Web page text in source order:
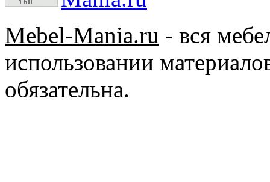
Mebel-Mania.ru - вся
использовании
обязательна.